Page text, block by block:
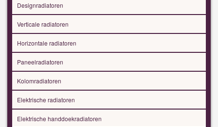
Designradiatoren
Verticale radiatoren
Horizontale radiatoren
Paneelradiatoren
Kolomradiatoren
Elektrische radiatoren
Elektrische handdoekradiatoren